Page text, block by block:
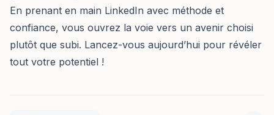
En prenant en main LinkedIn avec méthode et
confiance, vous ouvrez la voie vers un avenir choisi
plutôt que subi. Lancez-vous aujourd’hui pour révéler
tout votre potentiel !